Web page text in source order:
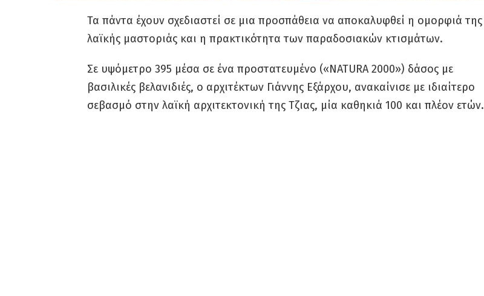
Τα πάντα έχουν σχεδιαστεί σε μια προσπάθεια να αποκαλυφθεί η ομορφιά της
λαϊκής μαστοριάς και η πρακτικότητα των παραδοσιακών κτισμάτων.
Σε υψόμετρο 395 μέσα σε ένα προστατευμένο («NATURA 2000») δάσος με
βασιλικές βελανιδιές, ο αρχιτέκτων Γιάννης Εξάρχου, ανακαίνισε με ιδιαίτερο
σεβασμό στην λαϊκή αρχιτεκτονική της Τζιας, μία καθηκιά 100 και πλέον ετών.